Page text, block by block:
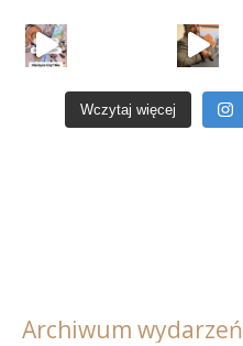
Wczytaj więcej
Archiwum wydarzeń